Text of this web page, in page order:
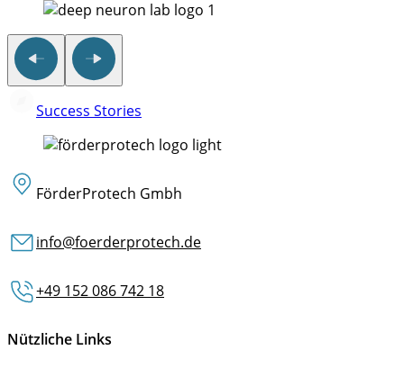
Success Stories
FörderProtech Gmbh
info@foerderprotech.de
+49 152 086 742 18
Nützliche Links